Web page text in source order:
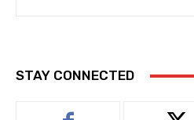
STAY CONNECTED